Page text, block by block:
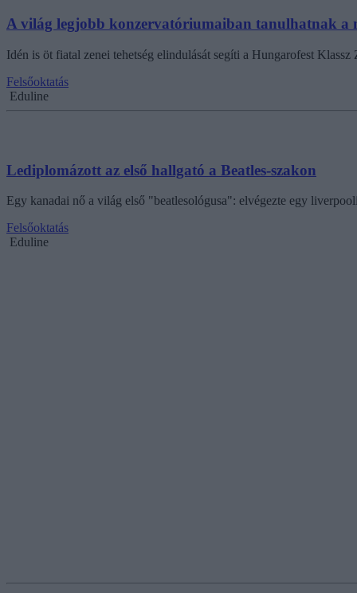
A világ legjobb konzervatóriumaiban tanulhatnak a
Idén is öt fiatal zenei tehetség elindulását segíti a Hungarofest
Felsőoktatás
Eduline
Lediplomázott az első hallgató a Beatles-szakon
Egy kanadai nő a világ első "beatlesológusa": elvégezte egy
Felsőoktatás
Eduline